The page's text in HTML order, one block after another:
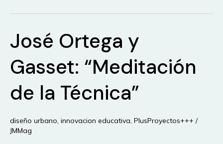
las
ciudades
las
de
Edward
Soja
José Ortega y
Gasset: “Meditación
de la Técnica”
diseño urbano, innovacion educativa, PlusProyectos+++ /
JMMag